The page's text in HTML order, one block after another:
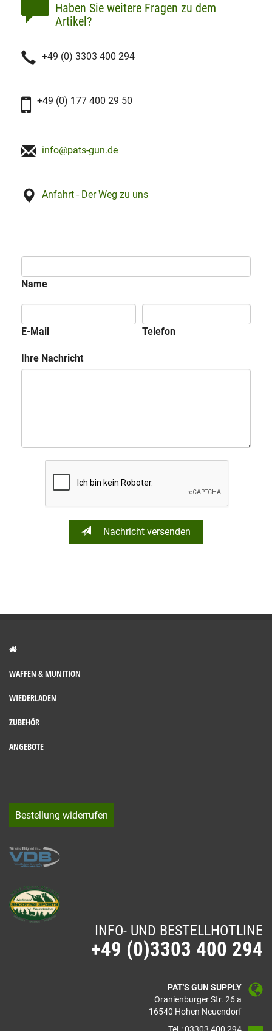
Haben Sie weitere Fragen zu dem
Artikel?
+49 (0) 3303 400 294
+49 (0) 177 400 29 50
info@pats-gun.de
Anfahrt - Der Weg zu uns
Name
E-Mail Telefon
Ihre Nachricht
Nachricht versenden
WAFFEN & MUNITION
WIEDERLADEN
ZUBEHÖR
ANGEBOTE
Bestellung widerrufen
INFO- UND BESTELLHOTLINE
+49 (0)3303 400 294
PAT'S GUN SUPPLY
Oranienburger Str. 26 a
16540 Hohen Neuendorf
Tel.: 03303 400 294